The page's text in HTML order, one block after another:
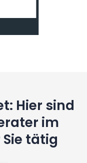
Hier sind
im
tätig